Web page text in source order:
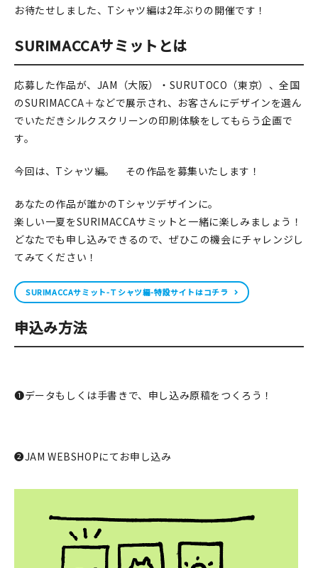
台湾グッズ
在庫限り
おすすめ特集
イベント・ワークショップ
ギャラリー
おしらせ
マイアカウント
お待たせしました、Tシャツ編は2年ぶりの開催です！
SURIMACCAサミットとは
応募した作品が、JAM（大阪）・SURUTOCO（東京）、全国
のSURIMACCA＋などで展示され、お客さんにデザインを選ん
でいただきシルクスクリーンの印刷体験をしてもらう企画で
す。
今回は、Tシャツ編。 その作品を募集いたします！
あなたの作品が誰かのTシャツデザインに。
楽しい一夏をSURIMACCAサミットと一緒に楽しみましょう！
どなたでも申し込みできるので、ぜひこの機会にチャレンジし
てみてください！
SURIMACCAサミット-Ｔシャツ編-特設サイトはコチラ
申込み方法
❶データもしくは手書きで、申し込み原稿をつくろう！
❷JAM WEBSHOPにてお申し込み